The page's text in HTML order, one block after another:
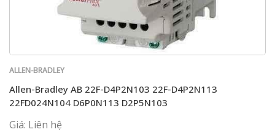
ALLEN-BRADLEY
Allen-Bradley AB 22F-D4P2N103 22F-D4P2N113
22FD024N104 D6P0N113 D2P5N103
Giá: Liên hệ